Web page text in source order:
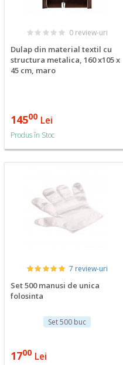
0 review-uri
Dulap din material textil cu
structura metalica, 160 x105 x
45 cm, maro
14500 Lei
Produs în Stoc
7 review-uri
Set 500 manusi de unica
folosinta
Set 500 buc
1700 Lei